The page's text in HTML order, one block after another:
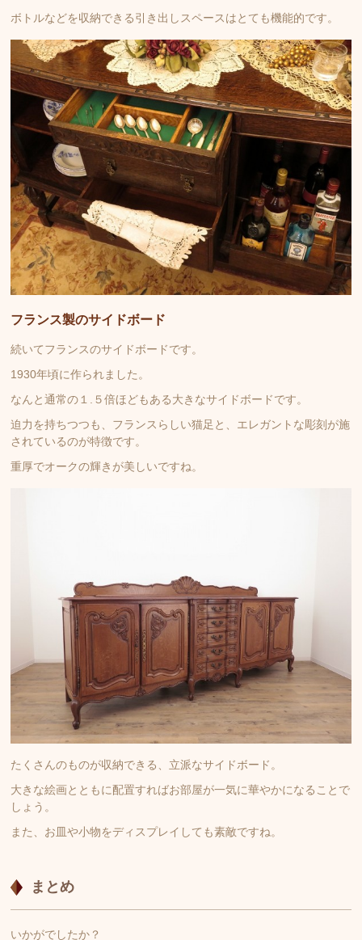
ボトルなどを収納できる引き出しスペースはとても機能的です。
フランス製のサイドボード
続いてフランスのサイドボードです。
1930年頃に作られました。
なんと通常の１.５倍ほどもある大きなサイドボードです。
迫力を持ちつつも、フランスらしい猫足と、エレガントな彫刻が施
されているのが特徴です。
重厚でオークの輝きが美しいですね。
たくさんのものが収納できる、立派なサイドボード。
大きな絵画とともに配置すればお部屋が一気に華やかになることで
しょう。
また、お皿や小物をディスプレイしても素敵ですね。
まとめ
いかがでしたか？